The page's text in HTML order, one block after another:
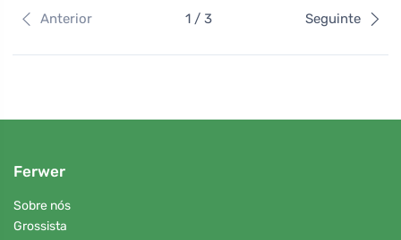
Anterior 1 / 3 Seguinte
Ferwer
Sobre nós
Grossista